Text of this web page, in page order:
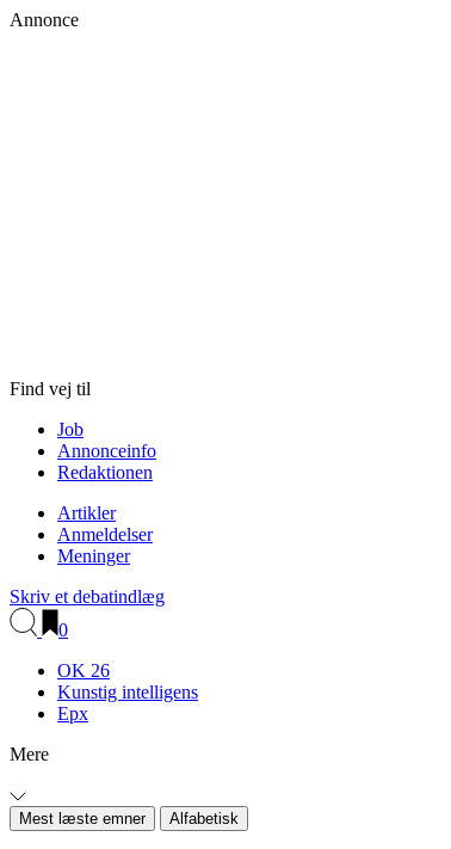
Annonce
Find vej til
Job
Annonceinfo
Redaktionen
Artikler
Anmeldelser
Meninger
Skriv et debatindlæg
0
OK 26
Kunstig intelligens
Epx
Mere
Mest læste emner Alfabetisk